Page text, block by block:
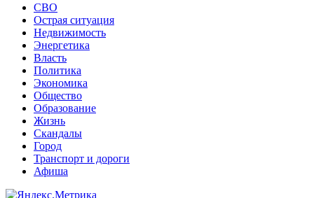
СВО
Острая ситуация
Недвижимость
Энергетика
Власть
Политика
Экономика
Общество
Образование
Жизнь
Скандалы
Город
Транспорт и дороги
Афиша